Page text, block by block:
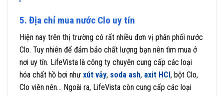
5. Địa chỉ mua nước Clo uy tín
Hiện nay trên thị trường có rất nhiều đơn vị phân phối nước
Clo. Tuy nhiên để đảm bảo chất lượng bạn nên tìm mua ở
nơi uy tín. LifeVista là công ty chuyên cung cấp các loại
hóa chất hồ bơi như xút vảy, soda ash, axit HCl, bột Clo,
Clo viên nén… Ngoài ra, LifeVista còn cung cấp các loại